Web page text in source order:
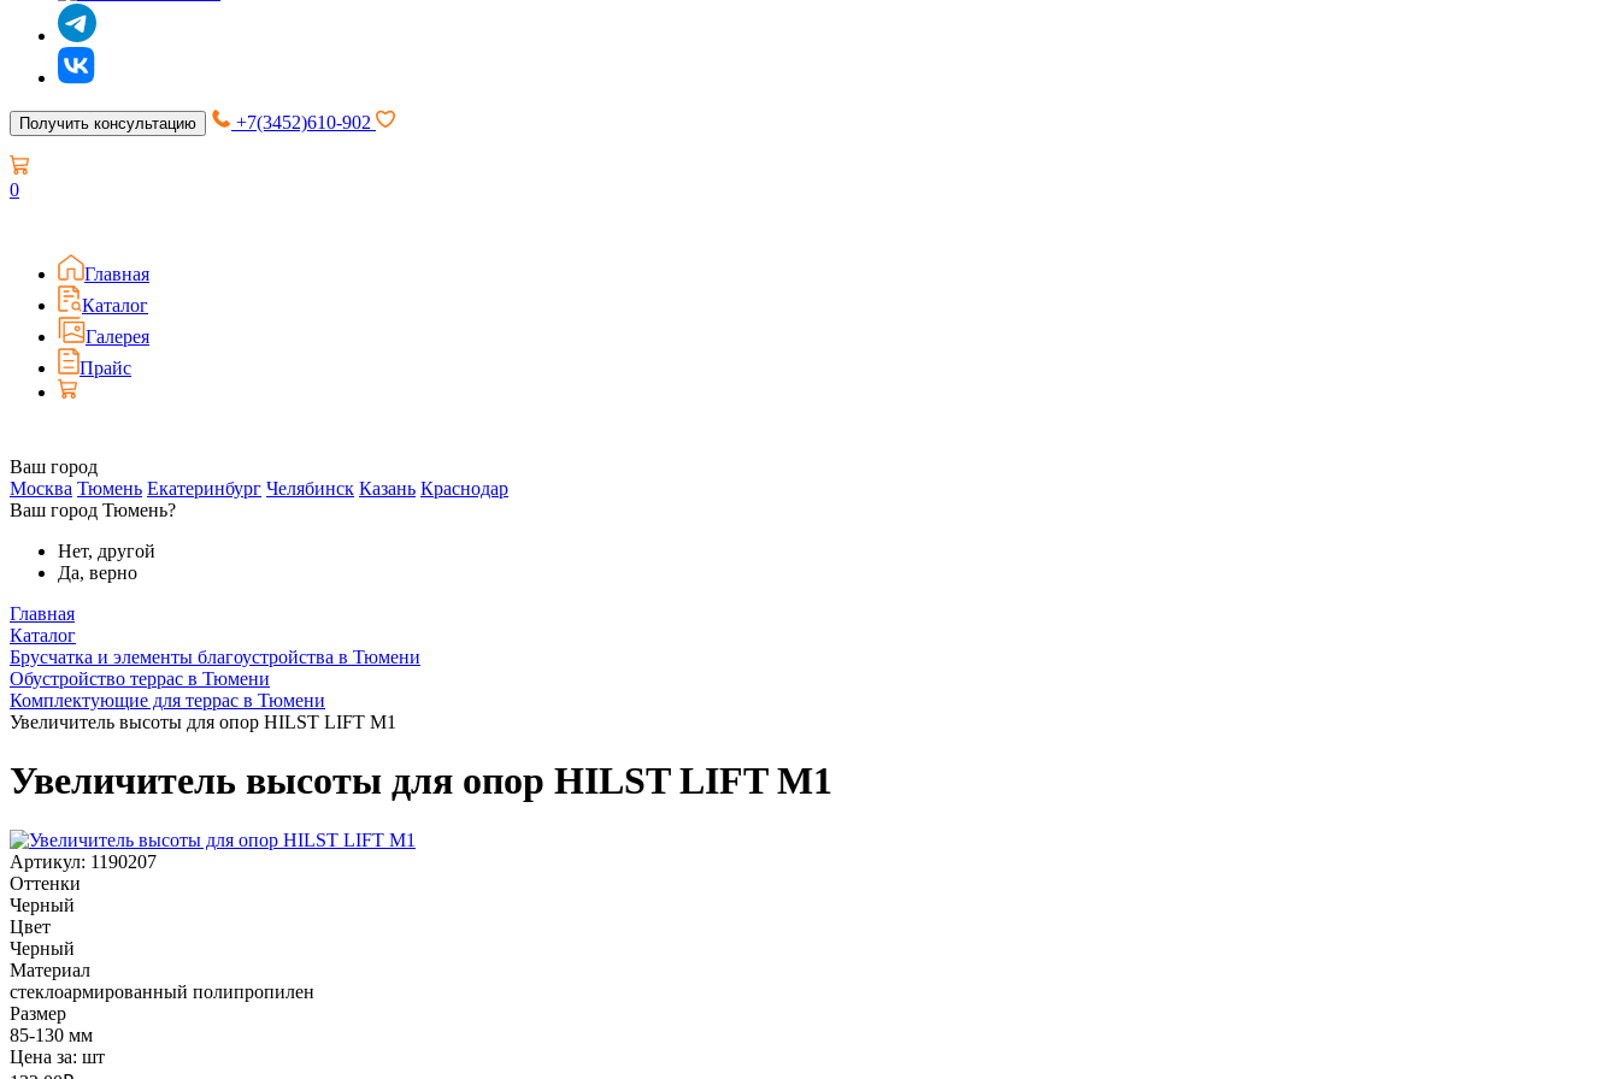
Получить консультацию +7(3452)610-902
0
Главная
Каталог
Галерея
Прайс
Ваш город
Москва Тюмень Екатеринбург Челябинск Казань Краснодар
Ваш город Тюмень?
Нет, другой
Да, верно
Главная
Каталог
Брусчатка и элементы благоустройства в Тюмени
Обустройство террас в Тюмени
Комплектующие для террас в Тюмени
Увеличитель высоты для опор HILST LIFT M1
Увеличитель высоты для опор HILST LIFT M1
Артикул: 1190207
Оттенки
Черный
Цвет
Черный
Материал
стеклоармированный полипропилен
Размер
85-130 мм
Цена за: шт